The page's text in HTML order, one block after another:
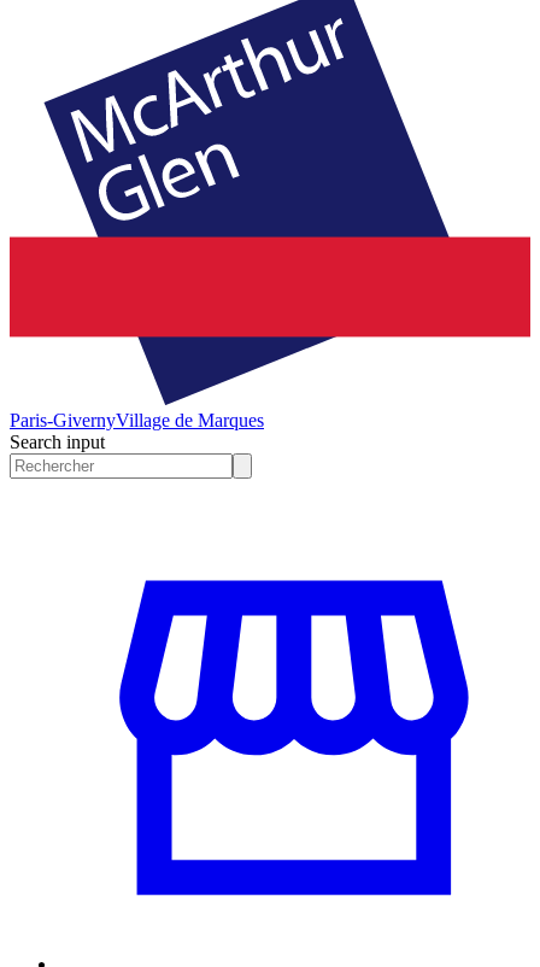
Paris-GivernyVillage de Marques
Search input